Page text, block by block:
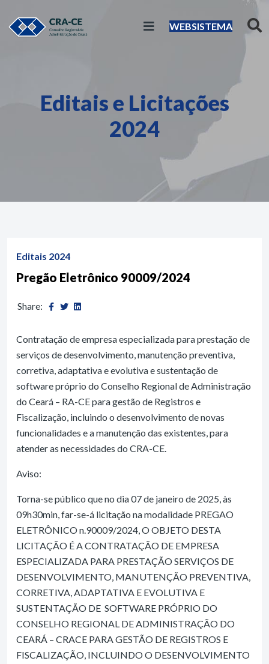
WEBSISTEMA
Editais e Licitações
2024
Editais 2024
Pregão Eletrônico 90009/2024
Share:
Contratação de empresa especializada para prestação de
serviços de desenvolvimento, manutenção preventiva,
corretiva, adaptativa e evolutiva e sustentação de
software próprio do Conselho Regional de Administração
do Ceará – RA-CE para gestão de Registros e
Fiscalização, incluindo o desenvolvimento de novas
funcionalidades e a manutenção das existentes, para
atender as necessidades do CRA-CE.
Aviso:
Torna-se público que no dia 07 de janeiro de 2025, às
09h30min, far-se-á licitação na modalidade PREGAO
ELETRÔNICO n.90009/2024, O OBJETO DESTA
LICITAÇÃO É A CONTRATAÇÃO DE EMPRESA
ESPECIALIZADA PARA PRESTAÇÃO SERVIÇOS DE
DESENVOLVIMENTO, MANUTENÇÃO PREVENTIVA,
CORRETIVA, ADAPTATIVA E EVOLUTIVA E
SUSTENTAÇÃO DE SOFTWARE PRÓPRIO DO
CONSELHO REGIONAL DE ADMINISTRAÇÃO DO
CEARÁ – CRACE PARA GESTÃO DE REGISTROS E
FISCALIZAÇÃO, INCLUINDO O DESENVOLVIMENTO